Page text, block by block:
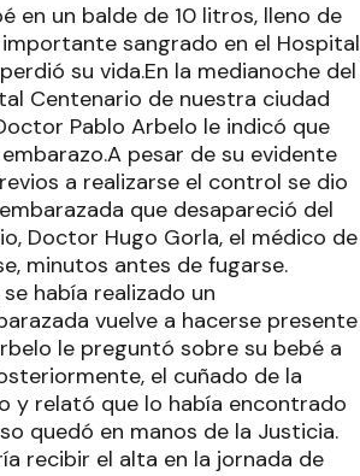
en un balde de 10 litros, lleno de
sangrado en el Hospital
su vida.En la medianoche del
Centenario de nuestra ciudad
Pablo Arbelo le indicó que
pesar de su evidente
a realizarse el control se dio
que desapareció del
Doctor Hugo Gorla, el médico de
minutos antes de fugarse.
había realizado un
vuelve a hacerse presente
le preguntó sobre su bebé a
el cuñado de la
y relató que lo había encontrado
quedó en manos de la Justicia.
recibir el alta en la jornada de